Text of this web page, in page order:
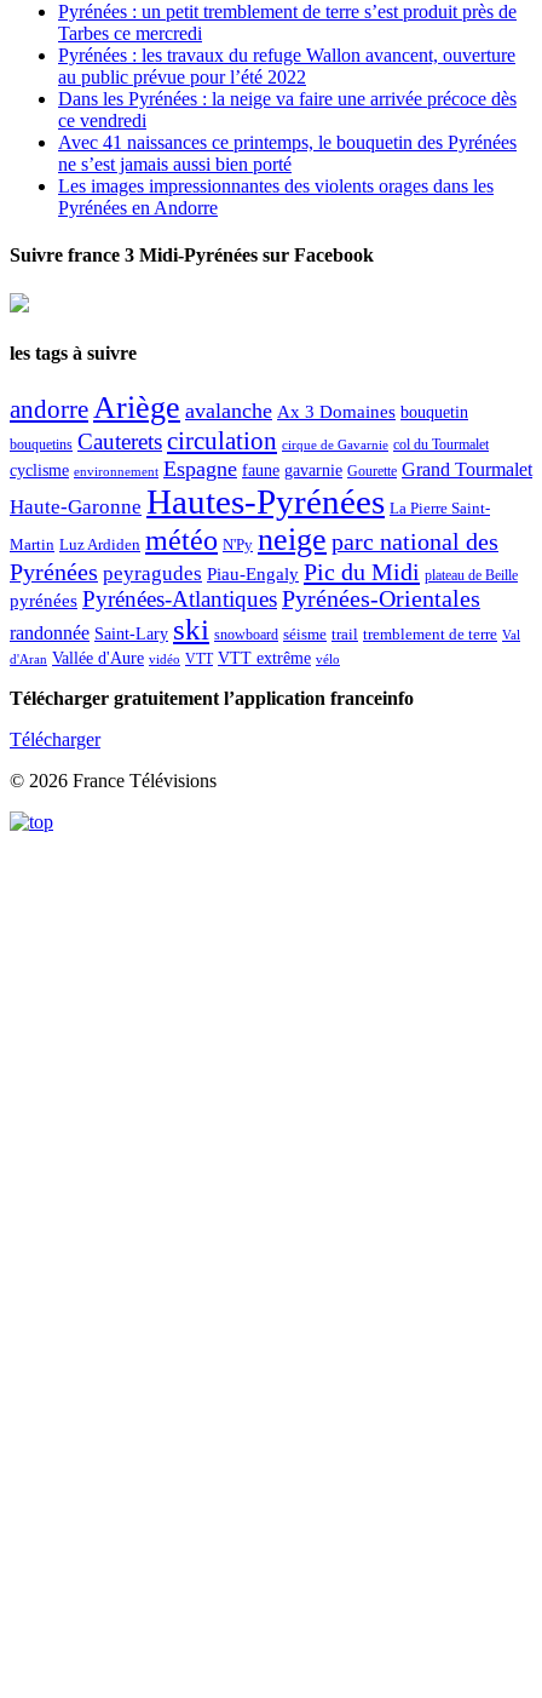
Pyrénées : un petit tremblement de terre s’est produit près de
Tarbes ce mercredi
Pyrénées : les travaux du refuge Wallon avancent, ouverture
au public prévue pour l’été 2022
Dans les Pyrénées : la neige va faire une arrivée précoce dès
ce vendredi
Avec 41 naissances ce printemps, le bouquetin des Pyrénées
ne s’est jamais aussi bien porté
Les images impressionnantes des violents orages dans les
Pyrénées en Andorre
Suivre france 3 Midi-Pyrénées sur Facebook
les tags à suivre
andorreAriège avalanche Ax 3 Domaines bouquetin
bouquetins Cauteretscirculation cirque de Gavarnie col du Tourmalet
cyclisme environnement Espagne faune gavarnie Gourette Grand Tourmalet
Haute-Garonne Hautes-Pyrénées La Pierre Saint-
Martin Luz Ardiden météo N'Py neige parc national des
Pyrénées peyragudes Piau-Engaly Pic du Midi plateau de Beille
pyrénées Pyrénées-AtlantiquesPyrénées-Orientales
randonnée Saint-Lary ski snowboard séisme trail tremblement de terre Val
d'Aran Vallée d'Aure vidéo VTT VTT extrême vélo
Télécharger gratuitement l’application franceinfo
Télécharger
© 2026 France Télévisions